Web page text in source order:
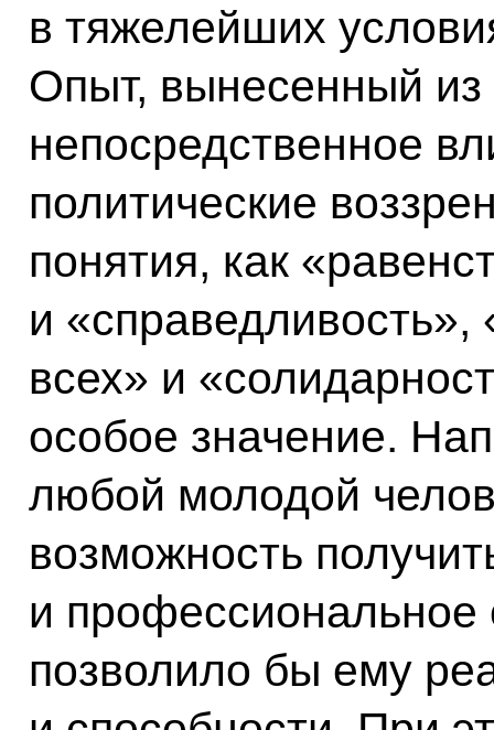
в тяжелейших
Опыт, вынесенный из
непосредственное
политические
понятия, как
и «справедливость»,
всех» и
особое значение.
любой молодой
возможность
и профессиональное
позволило бы ему